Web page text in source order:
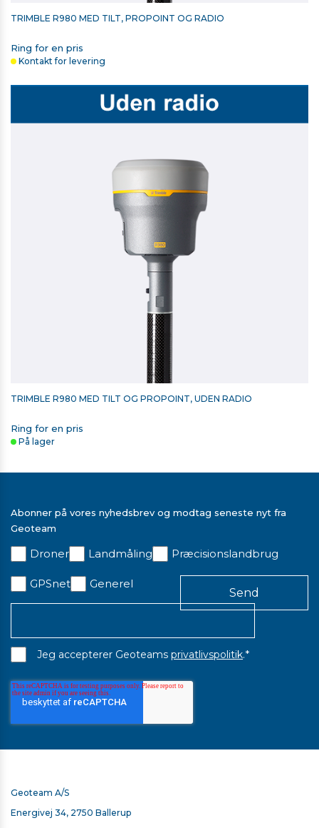
375,00 kr. ekskl. moms
På lager
USB C LADER FRA BIL TIL T100/TSC510/TSC710
På lager
På lager
TRIMBLE R980 MED TILT, PROPOINT OG RADIO
Ring for en pris
Kontakt for levering
TRIMBLE R980 MED TILT OG PROPOINT, UDEN RADIO
Ring for en pris
På lager
Abonner på vores nyhedsbrev og modtag seneste nyt fra
Geoteam
Droner Landmåling Præcisionslandbrug
GPSnet Generel
Jeg accepterer Geoteams privatlivspolitik.*
Geoteam A/S
Energivej 34, 2750 Ballerup